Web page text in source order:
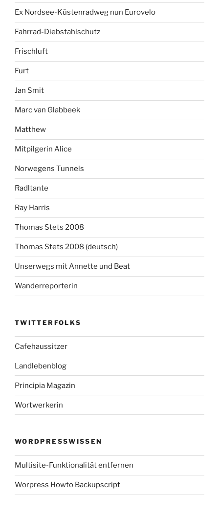
Ex Nordsee-Küstenradweg nun Eurovelo
Fahrrad-Diebstahlschutz
Frischluft
Furt
Jan Smit
Marc van Glabbeek
Matthew
Mitpilgerin Alice
Norwegens Tunnels
Radltante
Ray Harris
Thomas Stets 2008
Thomas Stets 2008 (deutsch)
Unserwegs mit Annette und Beat
Wanderreporterin
TWITTERFOLKS
Cafehaussitzer
Landlebenblog
Principia Magazin
Wortwerkerin
WORDPRESSWISSEN
Multisite-Funktionalität entfernen
Worpress Howto Backupscript